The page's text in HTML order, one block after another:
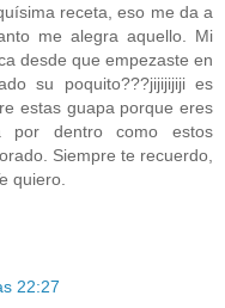
receta, eso me da a
me alegra aquello. Mi
desde que empezaste en
su poquito???jijijijiji es
estas guapa porque eres
por dentro como estos
Siempre te recuerdo,
quiero.
22:27